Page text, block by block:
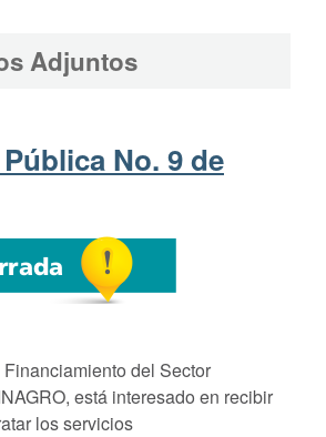
Adjuntos
No. 9 de
del Sector
está interesado en recibir
los servicios